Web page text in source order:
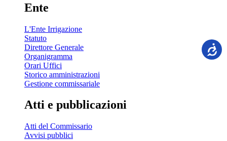
Ente
L'Ente Irrigazione
Statuto
Direttore Generale
Organigramma
Orari Uffici
Storico amministrazioni
Gestione commissariale
Atti e pubblicazioni
Atti del Commissario
Avvisi pubblici